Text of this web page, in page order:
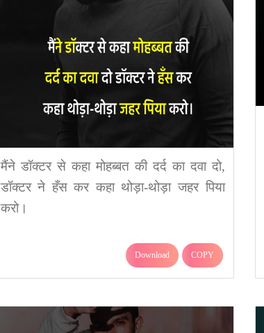
मैंने डॉक्टर से कहा मोहब्बत की दर्द का दवा दो,
डॉक्टर ने हँस कर कहा थोड़ा-थोड़ा जहर पिया
करो।
Download COPY